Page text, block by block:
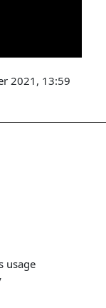
2021, 13:59
usage